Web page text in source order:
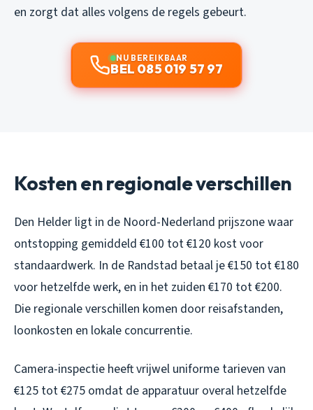
en zorgt dat alles volgens de regels gebeurt.
NU BEREIKBAAR
BEL 085 019 57 97
Kosten en regionale verschillen
Den Helder ligt in de Noord-Nederland prijszone waar
ontstopping gemiddeld €100 tot €120 kost voor
standaardwerk. In de Randstad betaal je €150 tot €180
voor hetzelfde werk, en in het zuiden €170 tot €200.
Die regionale verschillen komen door reisafstanden,
loonkosten en lokale concurrentie.
Camera-inspectie heeft vrijwel uniforme tarieven van
€125 tot €275 omdat de apparatuur overal hetzelfde